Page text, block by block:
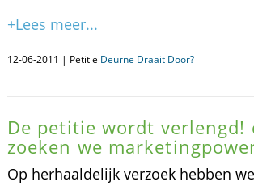
+Lees meer...
12-06-2011 | Petitie Deurne Draait Door?
De petitie wordt verlengd!
zoeken we
Op herhaaldelijk verzoek hebben